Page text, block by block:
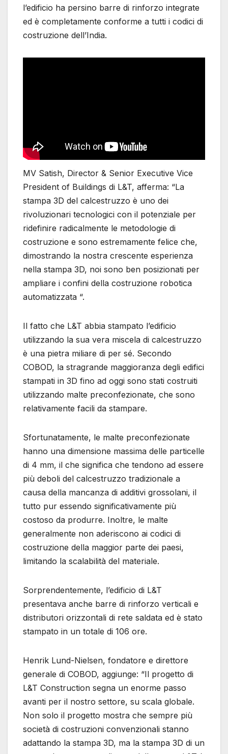
l’edificio ha persino barre di rinforzo integrate
ed è completamente conforme a tutti i codici di
costruzione dell’India.
MV Satish, Director & Senior Executive Vice
President of Buildings di L&T, afferma: “La
stampa 3D del calcestruzzo è uno dei
rivoluzionari tecnologici con il potenziale per
ridefinire radicalmente le metodologie di
costruzione e sono estremamente felice che,
dimostrando la nostra crescente esperienza
nella stampa 3D, noi sono ben posizionati per
ampliare i confini della costruzione robotica
automatizzata “.
Il fatto che L&T abbia stampato l’edificio
utilizzando la sua vera miscela di calcestruzzo
è una pietra miliare di per sé. Secondo
COBOD, la stragrande maggioranza degli edifici
stampati in 3D fino ad oggi sono stati costruiti
utilizzando malte preconfezionate, che sono
relativamente facili da stampare.
Sfortunatamente, le malte preconfezionate
hanno una dimensione massima delle particelle
di 4 mm, il che significa che tendono ad essere
più deboli del calcestruzzo tradizionale a
causa della mancanza di additivi grossolani, il
tutto pur essendo significativamente più
costoso da produrre. Inoltre, le malte
generalmente non aderiscono ai codici di
costruzione della maggior parte dei paesi,
limitando la scalabilità del materiale.
Sorprendentemente, l’edificio di L&T
presentava anche barre di rinforzo verticali e
distributori orizzontali di rete saldata ed è stato
stampato in un totale di 106 ore.
Henrik Lund-Nielsen, fondatore e direttore
generale di COBOD, aggiunge: “Il progetto di
L&T Construction segna un enorme passo
avanti per il nostro settore, su scala globale.
Non solo il progetto mostra che sempre più
società di costruzioni convenzionali stanno
adattando la stampa 3D, ma la stampa 3D di un